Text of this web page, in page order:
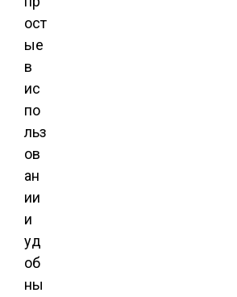
ост
ые
в
ис
по
льз
ов
ан
ии
и
уд
об
ны